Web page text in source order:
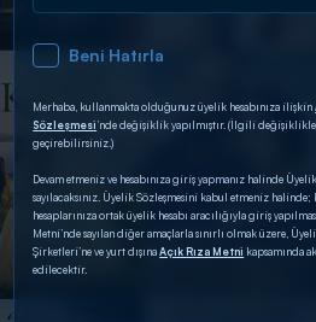
DİĞER SONUÇLAR
Beni Hatırla
Merhaba, kullanmakta olduğunuz üyelik hesabınıza ilişkin
Sözleşmesi’nde değişiklik yapılmıştır. (İlgili
geçirebilirsiniz.)
Devam etmeniz ve hesabınıza giriş yapmanız halinde
sayılacaksınız. Üyelik Sözleşmesini kabul etmeniz
hesaplarınıza ortak üyelik hesabı aracılığıyla giriş
Metni’nde sayılan diğer amaçlarla sınırlı olmak üzere,
Şirketleri’ne ve yurt dışınaAçık Rıza Metni kapsamında
edilecektir.